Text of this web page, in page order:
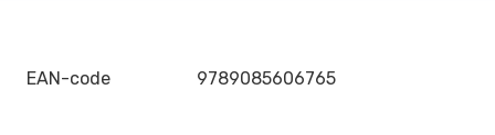
EAN-code 9789085606765